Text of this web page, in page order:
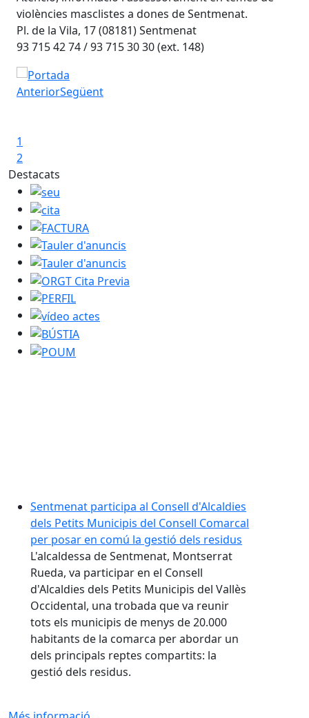
violències masclistes a dones de Sentmenat.
Pl. de la Vila, 17 (08181) Sentmenat
93 715 42 74 / 93 715 30 30 (ext. 148)
Atenció a les violències masclistes
AnteriorSegüent
1
2
Destacats
seu
cita
FACTURA
Tauler d'anuncis
Tauler d'anuncis
ORGT Cita Previa
PERFIL
vídeo actes
BÚSTIA
POUM
Sentmenat participa al Consell d'Alcaldies
dels Petits Municipis del Consell Comarcal
per posar en comú la gestió dels residus
L'alcaldessa de Sentmenat, Montserrat
Rueda, va participar en el Consell
d'Alcaldies dels Petits Municipis del Vallès
Occidental, una trobada que va reunir
tots els municipis de menys de 20.000
habitants de la comarca per abordar un
dels principals reptes compartits: la
gestió dels residus.